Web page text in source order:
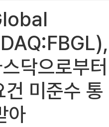
닥으로부터
미준수 통
아